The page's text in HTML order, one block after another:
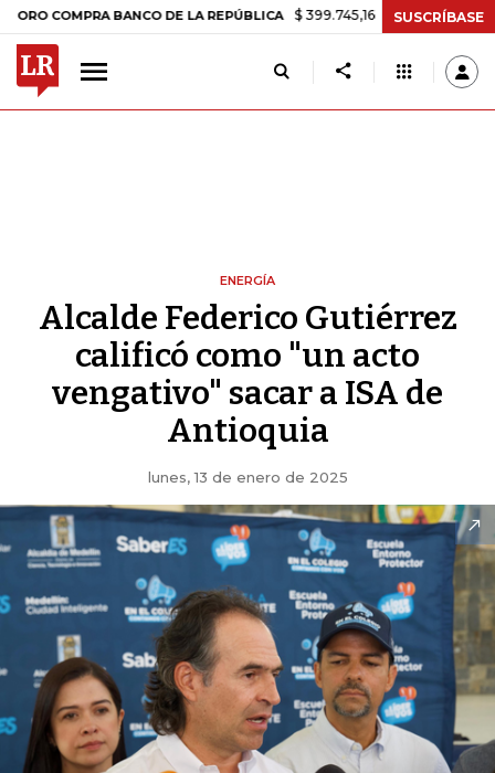
BANCO DE LA REPÚBLICA $ 399.745,16 +$ 2.295,71 +0,58%
SUSCRÍBASE
ENERGÍA
Alcalde Federico Gutiérrez
calificó como "un acto
vengativo" sacar a ISA de
Antioquia
lunes, 13 de enero de 2025